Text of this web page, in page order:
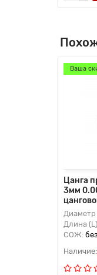
Ваша
Цанга
3мм
Длина
СОЖ: